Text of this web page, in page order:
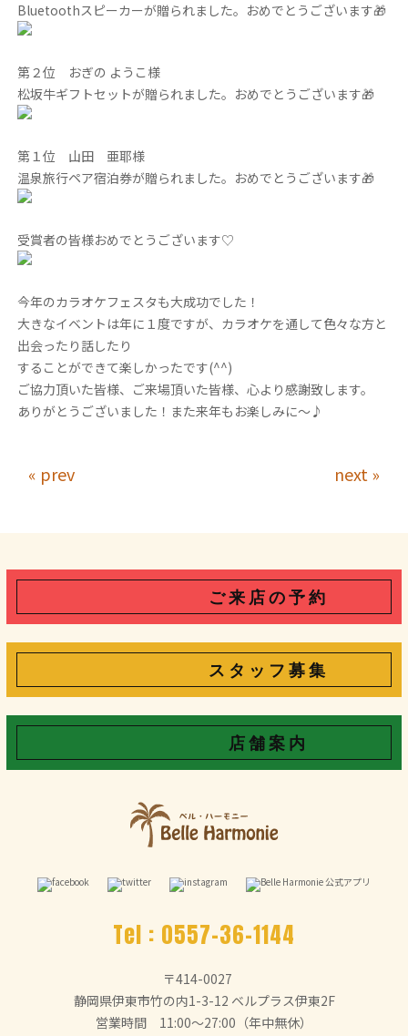
Bluetoothスピーカーが贈られました。おめでとうございます🎁
第２位 おぎの ようこ様
松坂牛ギフトセットが贈られました。おめでとうございます🎁
第１位 山田 亜耶様
温泉旅行ペア宿泊券が贈られました。おめでとうございます🎁
受賞者の皆様おめでとうございます♡
今年のカラオケフェスタも大成功でした！
大きなイベントは年に１度ですが、カラオケを通して色々な方と
出会ったり話したり
することができて楽しかったです(^^)
ご協力頂いた皆様、ご来場頂いた皆様、心より感謝致します。
ありがとうございました！また来年もお楽しみに～♪
« prev next »
ご 来 店 の 予 約
ス タ ッ フ 募 集
店 舗 案 内
Tel : 0557-36-1144
〒414-0027
静岡県伊東市竹の内1-3-12 ベルプラス伊東2F
営業時間 11:00～27:00（年中無休）